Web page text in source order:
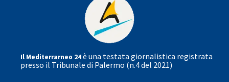
Il Mediterrarneo 24è una testata giornalistica registrata
presso il Tribunale di Palermo (n.4 del 2021)